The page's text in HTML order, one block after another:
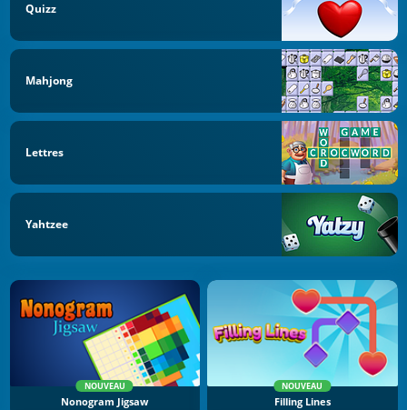
Quizz
Mahjong
Lettres
Yahtzee
NOUVEAU
Nonogram Jigsaw
NOUVEAU
Filling Lines